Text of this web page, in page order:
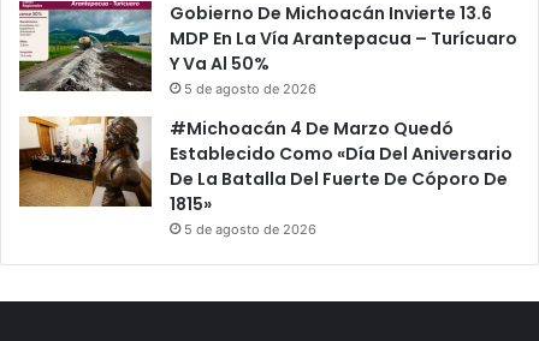
Gobierno De Michoacán Invierte 13.6
MDP En La Vía Arantepacua – Turícuaro
Y Va Al 50%
5 de agosto de 2026
#Michoacán 4 De Marzo Quedó
Establecido Como «Día Del Aniversario
De La Batalla Del Fuerte De Cóporo De
1815»
5 de agosto de 2026